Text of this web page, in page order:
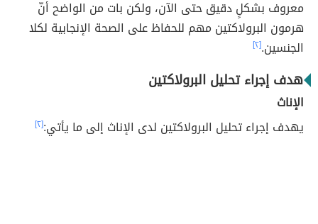
معروف بشكلٍ دقيق حتى الآن، ولكن بات من الواضح أنّ
هرمون البرولاكتين مهم للحفاظ على الصحة الإنجابية لكلا
الجنسين.[٢]
هدف إجراء تحليل البرولاكتين
الإناث
يهدف إجراء تحليل البرولاكتين لدى الإناث إلى ما يأتي:[٢]